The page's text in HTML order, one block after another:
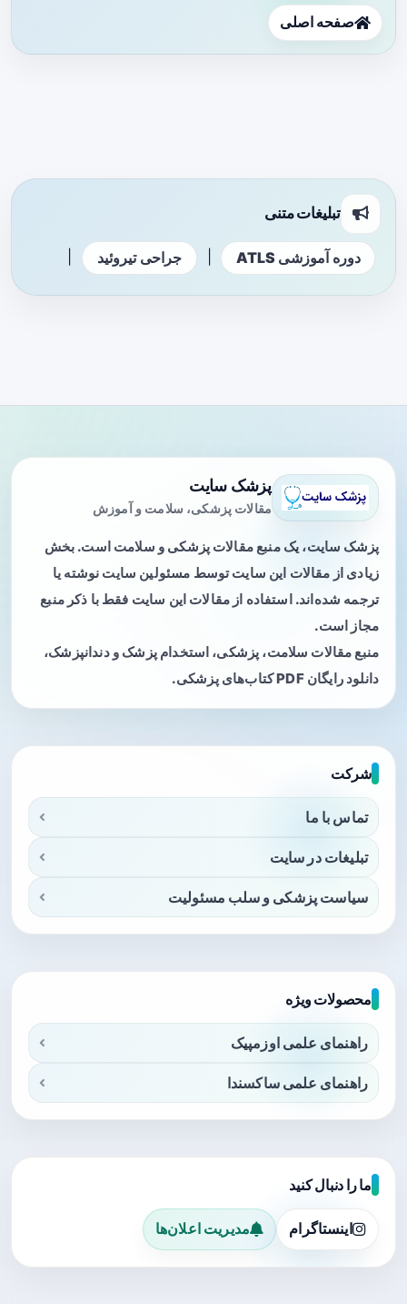
صفحه اصلی
تبلیغات متنی
دوره آموزشی ATLS جراحی تیروئید
پزشک سایت
مقالات پزشکی، سلامت و آموزش
پزشک سایت، یک منبع مقالات پزشکی و سلامت است. بخش
زیادی از مقالات این سایت توسط مسئولین سایت نوشته یا
ترجمه شده‌اند. استفاده از مقالات این سایت فقط با ذکر منبع
مجاز است.
منبع مقالات سلامت، پزشکی، استخدام پزشک و دندانپزشک،
دانلود رایگان PDF کتاب‌های پزشکی.
شرکت
تماس با ما
تبلیغات در سایت
سیاست پزشکی و سلب مسئولیت
محصولات ویژه
راهنمای علمی اوزمپیک
راهنمای علمی ساکسندا
ما را دنبال کنید
اینستاگرام مدیریت اعلان‌ها